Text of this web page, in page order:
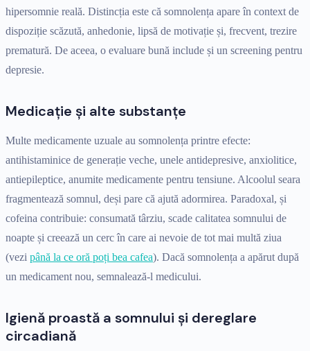
hipersomnie reală. Distincția este că somnolența apare în context de
dispoziție scăzută, anhedonie, lipsă de motivație și, frecvent, trezire
prematură. De aceea, o evaluare bună include și un screening pentru
depresie.
Medicație și alte substanțe
Multe medicamente uzuale au somnolența printre efecte:
antihistaminice de generație veche, unele antidepresive, anxiolitice,
antiepileptice, anumite medicamente pentru tensiune. Alcoolul seara
fragmentează somnul, deși pare că ajută adormirea. Paradoxal, și
cofeina contribuie: consumată târziu, scade calitatea somnului de
noapte și creează un cerc în care ai nevoie de tot mai multă ziua
(vezi până la ce oră poți bea cafea). Dacă somnolența a apărut după
un medicament nou, semnalează-l medicului.
Igienă proastă a somnului și dereglare
circadiană